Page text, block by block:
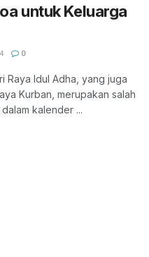
untuk Keluarga
0
Raya Idul Adha, yang juga
Kurban, merupakan salah
kalender ...